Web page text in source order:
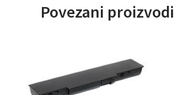
Povezani proizvodi